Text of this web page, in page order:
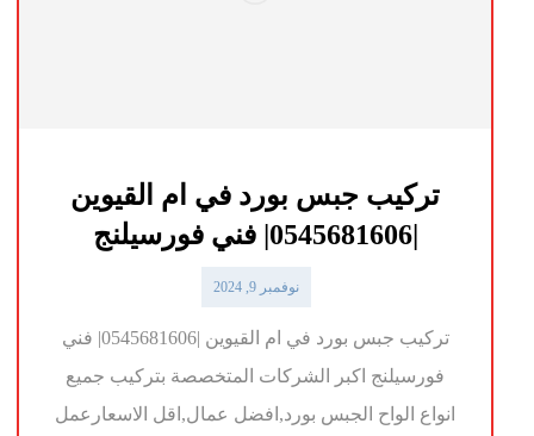
تركيب جبس بورد في ام القيوين
|0545681606| فني فورسيلنج
نوفمبر 9, 2024
تركيب جبس بورد في ام القيوين |0545681606| فني
فورسيلنج اكبر الشركات المتخصصة بتركيب جميع
انواع الواح الجبس بورد,افضل عمال,اقل الاسعارعمل